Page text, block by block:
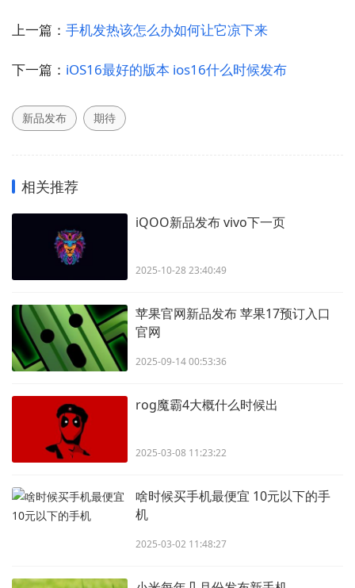
上一篇： 手机发热该怎么办如何让它凉下来
下一篇： iOS16最好的版本 ios16什么时候发布
新品发布 期待
相关推荐
iQOO新品发布 vivo下一页
2025-10-28 23:40:49
苹果官网新品发布 苹果17预订入口
官网
2025-09-14 00:53:36
rog魔霸4大概什么时候出
2025-03-08 11:23:22
啥时候买手机最便宜 10元以下的手
机
2025-03-02 11:48:27